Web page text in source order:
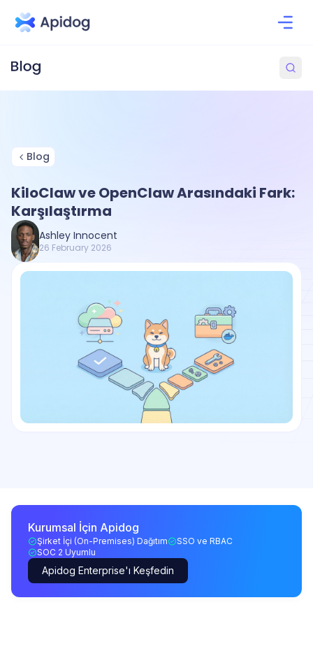
Blog
KiloClaw ve OpenClaw Arasındaki Fark:
Karşılaştırma
Ashley Innocent
26 February 2026
Kurumsal İçin Apidog
Şirket İçi (On-Premises) Dağıtım
SSO ve RBAC
SOC 2 Uyumlu
Apidog Enterprise'ı Keşfedin